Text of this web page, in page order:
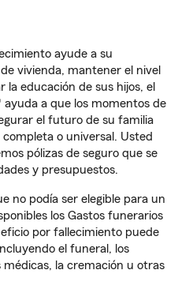
ayude a su
vivienda, mantener el nivel
educación de sus hijos, el
a que los momentos de
el futuro de su familia
o universal. Usted
pólizas de seguro que se
y presupuestos.
no podía ser elegible para un
los Gastos funerarios
por fallecimiento puede
el funeral, los
la cremación u otras